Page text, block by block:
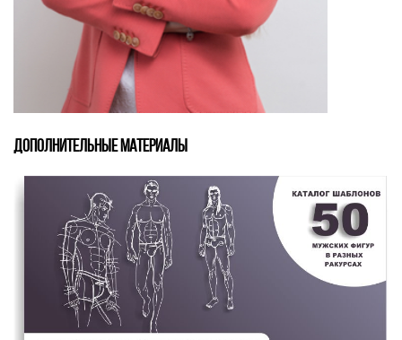
ДОПОЛНИТЕЛЬНЫЕ МАТЕРИАЛЫ